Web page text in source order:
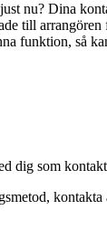
nu? Dina
till
funktion, så
dig som
kontakta